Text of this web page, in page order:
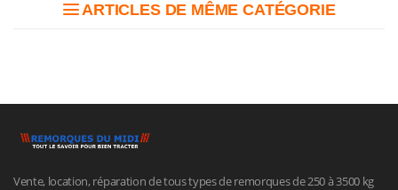
ARTICLES DE MÊME CATÉGORIE
Vente, location, réparation de tous types de remorques de 250 à 3500 kg